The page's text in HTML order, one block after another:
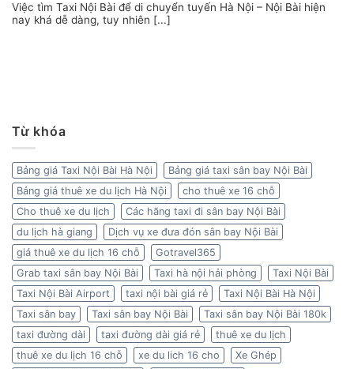
Việc tìm Taxi Nội Bài để di chuyển tuyến Hà Nội – Nội Bài hiện
nay khá dễ dàng, tuy nhiên [...]
Từ khóa
Bảng giá Taxi Nội Bài Hà Nội
Bảng giá taxi sân bay Nội Bài
Bảng giá thuê xe du lịch Hà Nội
cho thuê xe 16 chỗ
Cho thuê xe du lịch
Các hãng taxi đi sân bay Nội Bài
du lịch hà giang
Dịch vụ xe đưa đón sân bay Nội Bài
giá thuê xe du lịch 16 chỗ
Gotravel365
Grab taxi sân bay Nội Bài
Taxi hà nội hải phòng
Taxi Nội Bài
Taxi Nội Bài Airport
taxi nội bài giá rẻ
Taxi Nội Bài Hà Nội
Taxi sân bay
Taxi sân bay Nội Bài
Taxi sân bay Nội Bài 180k
taxi đường dài
taxi đường dài giá rẻ
thuê xe du lịch
thuê xe du lịch 16 chỗ
xe du lich 16 cho
Xe Ghép